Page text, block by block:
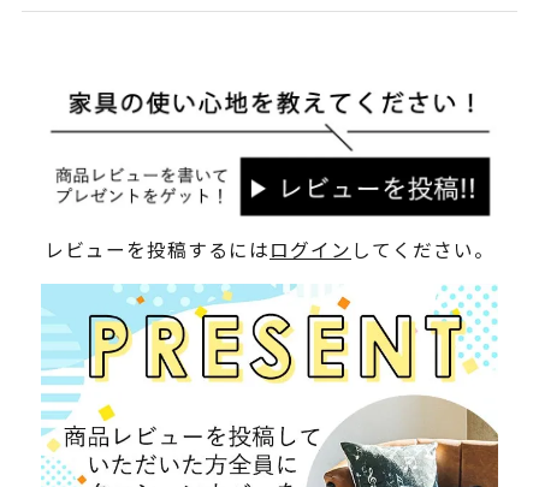
レビューを投稿するにはログイン してください。